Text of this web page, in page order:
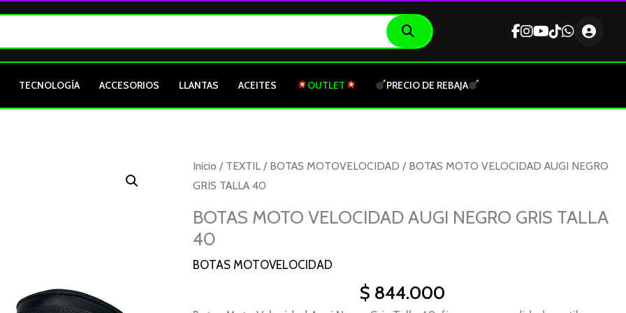
TECNOLOGÍA ACCESORIOS LLANTAS ACEITES OUTLET PRECIO DE REBAJA
Inicio / TEXTIL / BOTAS MOTOVELOCIDAD / BOTAS MOTO VELOCIDAD AUGI NEGRO
GRIS TALLA 40
BOTAS MOTO VELOCIDAD AUGI NEGRO GRIS TALLA
40
BOTAS MOTOVELOCIDAD
$ 844.000
BOTAS
MOTO
AUGI
NEGRO
GRIS